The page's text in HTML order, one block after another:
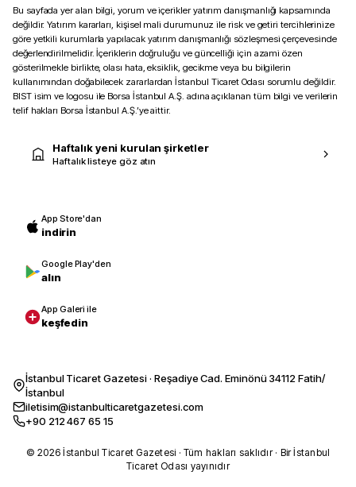
Bu sayfada yer alan bilgi, yorum ve içerikler yatırım danışmanlığı kapsamında
değildir. Yatırım kararları, kişisel mali durumunuz ile risk ve getiri tercihlerinize
göre yetkili kurumlarla yapılacak yatırım danışmanlığı sözleşmesi çerçevesinde
değerlendirilmelidir. İçeriklerin doğruluğu ve güncelliği için azami özen
gösterilmekle birlikte, olası hata, eksiklik, gecikme veya bu bilgilerin
kullanımından doğabilecek zararlardan İstanbul Ticaret Odası sorumlu değildir.
BIST isim ve logosu ile Borsa İstanbul A.Ş. adına açıklanan tüm bilgi ve verilerin
telif hakları Borsa İstanbul A.Ş.’ye aittir.
Haftalık yeni kurulan şirketler
Haftalık listeye göz atın
App Store'dan
indirin
Google Play'den
alın
App Galeri ile
keşfedin
İstanbul Ticaret Gazetesi · Reşadiye Cad. Eminönü 34112 Fatih/
İstanbul
iletisim@istanbulticaretgazetesi.com
+90 212 467 65 15
© 2026 İstanbul Ticaret Gazetesi · Tüm hakları saklıdır · Bir İstanbul
Ticaret Odası yayınıdır